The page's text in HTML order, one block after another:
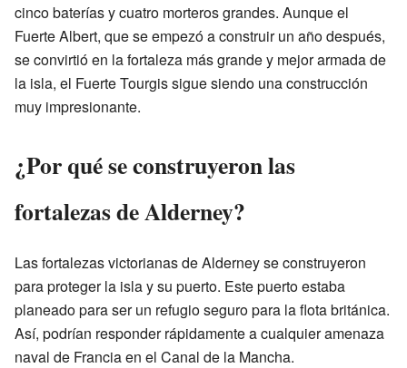
cinco baterías y cuatro morteros grandes. Aunque el
Fuerte Albert, que se empezó a construir un año después,
se convirtió en la fortaleza más grande y mejor armada de
la isla, el Fuerte Tourgis sigue siendo una construcción
muy impresionante.
¿Por qué se construyeron las
fortalezas de Alderney?
Las fortalezas victorianas de Alderney se construyeron
para proteger la isla y su puerto. Este puerto estaba
planeado para ser un refugio seguro para la flota británica.
Así, podrían responder rápidamente a cualquier amenaza
naval de Francia en el Canal de la Mancha.